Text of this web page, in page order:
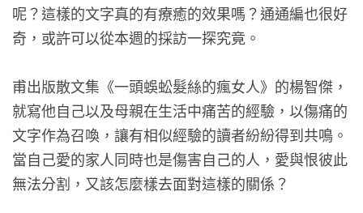
呢？這樣的文字真的有療癒的效果嗎？通通編也很好
奇，或許可以從本週的採訪一探究竟。
甫出版散文集《一頭蜈蚣髮絲的瘋女人》的楊智傑，
就寫他自己以及母親在生活中痛苦的經驗，以傷痛的
文字作為召喚，讓有相似經驗的讀者紛紛得到共鳴。
當自己愛的家人同時也是傷害自己的人，愛與恨彼此
無法分割，又該怎麼樣去面對這樣的關係？